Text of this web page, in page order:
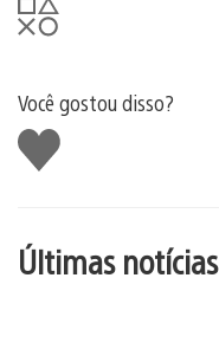
Você gostou disso?
Curtir
Últimas notícias